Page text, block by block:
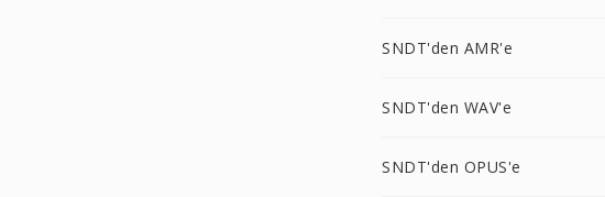
SNDT'den AMR'e
SNDT'den WAV'e
SNDT'den OPUS'e